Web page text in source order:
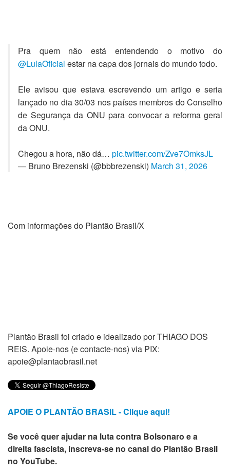
Pra quem não está entendendo o motivo do
@LulaOficial estar na capa dos jornais do mundo todo.
Ele avisou que estava escrevendo um artigo e seria
lançado no dia 30/03 nos países membros do Conselho
de Segurança da ONU para convocar a reforma geral
da ONU.
Chegou a hora, não dá… pic.twitter.com/Zve7OmksJL
— Bruno Brezenski (@bbbrezenski) March 31, 2026
Com informações do Plantão Brasil/X
Plantão Brasil foi criado e idealizado por THIAGO DOS
REIS. Apoie-nos (e contacte-nos) via PIX:
apoie@plantaobrasil.net
APOIE O PLANTÃO BRASIL - Clique aqui!
Se você quer ajudar na luta contra Bolsonaro e a
direita fascista, inscreva-se no canal do Plantão Brasil
no YouTube.